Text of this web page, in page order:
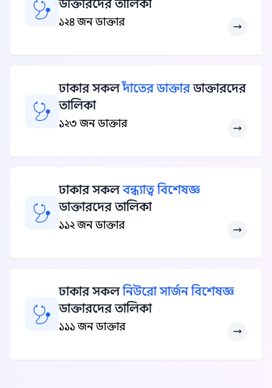
ডাক্তারদের তালিকা
১২৪ জন ডাক্তার
ঢাকার সকলদাঁতের ডাক্তারডাক্তারদের
তালিকা
১২৩ জন ডাক্তার
ঢাকার সকলবন্ধ্যাত্ব বিশেষজ্ঞ
ডাক্তারদের তালিকা
১১২ জন ডাক্তার
ঢাকার সকলনিউরো সার্জন বিশেষজ্ঞ
ডাক্তারদের তালিকা
১১১ জন ডাক্তার